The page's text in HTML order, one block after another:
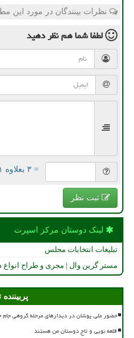
نظرات بینندگان در مورد این
لطفا شما همنظر دهید
= ۳ بعلاوه ۱
ثبت نظر
لینک دوستان مركز اسپرت
تبلیغات انتخابات مجلس
مستر گرین وال | مجری و طراح انواع
حضور ملی پوشان در دیدارهای مرحله گروهی
قلعه نویی و تاج دوستان من هستند